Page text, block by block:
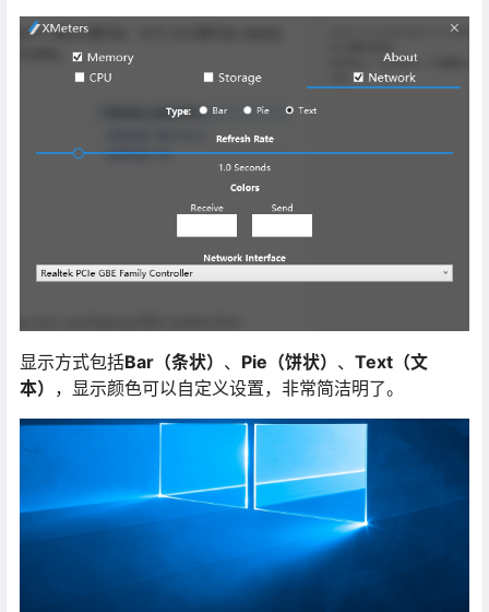
显示方式包括Bar（条状） 、 Pie（饼状） 、 Text（文
本） ，显示颜色可以自定义设置，非常简洁明了。